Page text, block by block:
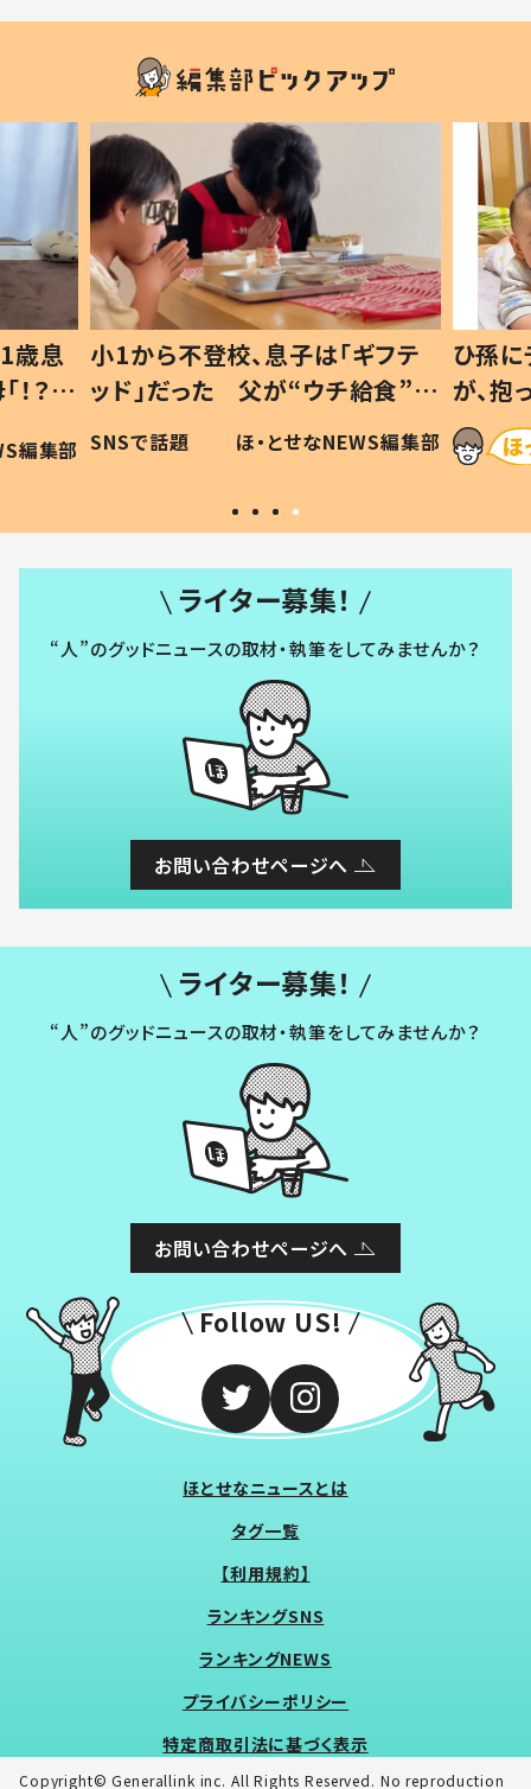
歳息
？」
編集部
小1から不登校、息子は「ギフテ
ッド」だった 父が“ウチ給食”を
作り続ける理由とは #令和の親
#令和の子
SNSで話題 ほ・とせなNEWS編集部
ひ孫
が、
「涙が
い」
ライター募集！
“人”のグッドニュースの取材・執筆をしてみませんか？
お問い合わせページへ
ライター募集！
“人”のグッドニュースの取材・執筆をしてみませんか？
お問い合わせページへ
Follow US!
ほとせなニュースとは
タグ一覧
【利用規約】
ランキングSNS
ランキングNEWS
プライバシーポリシー
特定商取引法に基づく表示
Copyright© Generallink inc. All Rights Reserved. No reproduction